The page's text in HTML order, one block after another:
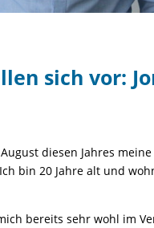
sich vor:
diesen Jahres
bin 20 Jahre alt und
bereits sehr wohl im